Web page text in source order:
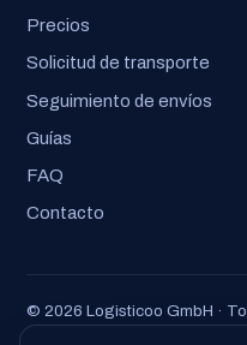
Precios
Solicitud de transporte
Seguimiento de envíos
Guías
FAQ
Contacto
© 2026 Logisticoo GmbH ·